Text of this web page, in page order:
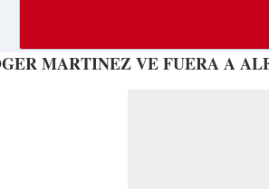
MARTINEZ VE FUERA A